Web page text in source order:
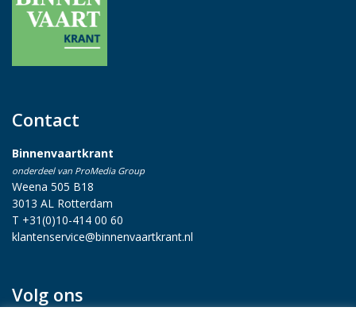
Contact
Binnenvaartkrant
onderdeel van ProMedia Group
Weena 505 B18
3013 AL Rotterdam
T +31(0)10-414 00 60
klantenservice@binnenvaartkrant.nl
Volg ons